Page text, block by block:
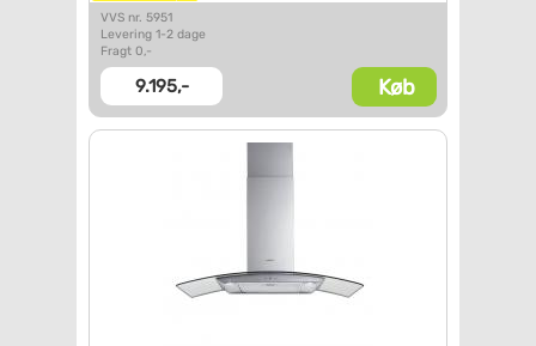
VVS nr. 5951
Levering 1-2 dage
Fragt 0,-
9.195,- Køb